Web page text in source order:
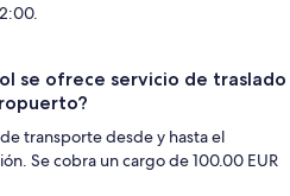
se ofrece servicio de traslado
transporte desde y hasta el
Se cobra un cargo de 100.00 EUR